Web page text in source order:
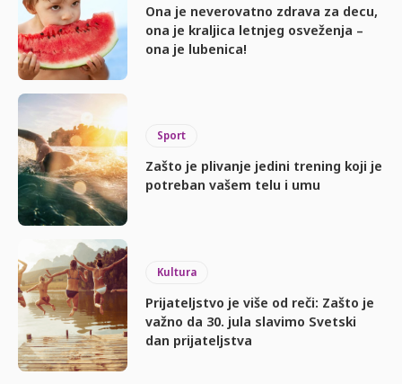
Ona je neverovatno zdrava za decu,
ona je kraljica letnjeg osveženja –
ona je lubenica!
Sport
Zašto je plivanje jedini trening koji je
potreban vašem telu i umu
Kultura
Prijateljstvo je više od reči: Zašto je
važno da 30. jula slavimo Svetski
dan prijateljstva